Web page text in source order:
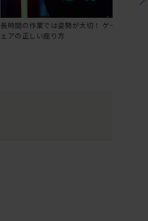
長時間の作業では姿勢が大切！ ゲーミングチ
ェアの正しい座り方